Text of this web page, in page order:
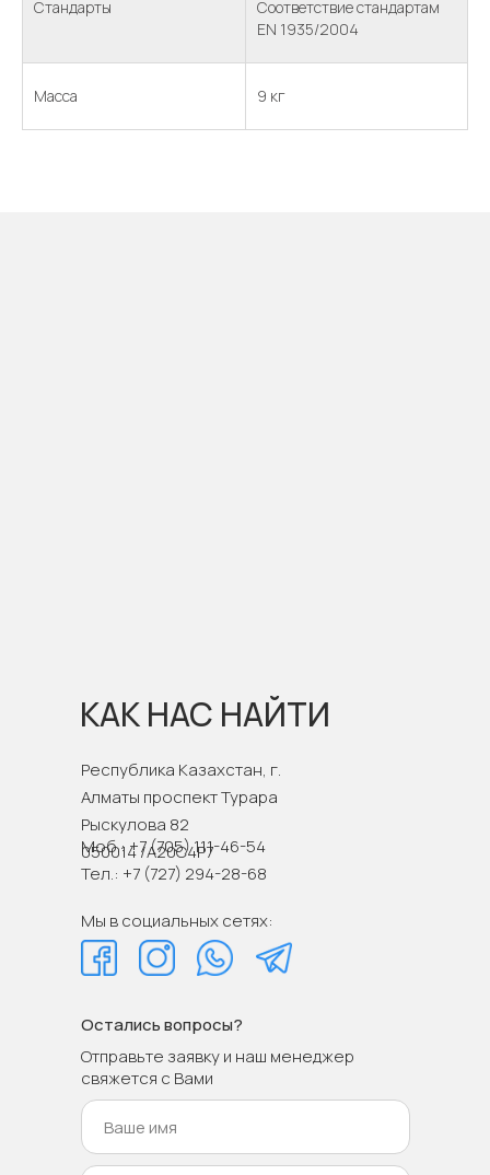
Стандарты
Соответствие стандартам
EN 1935/2004
Масса 9 кг
КАК НАС НАЙТИ
Республика Казахстан, г.
Алматы проспект Турара
Рыскулова 82
050014 /A20C4P7
Моб.: +7 (705) 111-46-54
Тел.: +7 (727) 294-28-68
Мы в социальных сетях:
Остались вопросы?
Отправьте заявку и наш менеджер
свяжется с Вами